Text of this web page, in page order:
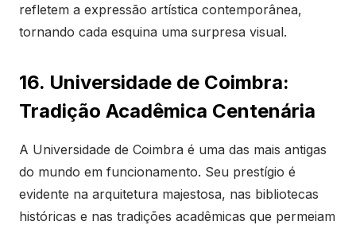
refletem a expressão artística contemporânea,
tornando cada esquina uma surpresa visual.
16. Universidade de Coimbra:
Tradição Acadêmica Centenária
A Universidade de Coimbra é uma das mais antigas
do mundo em funcionamento. Seu prestígio é
evidente na arquitetura majestosa, nas bibliotecas
históricas e nas tradições acadêmicas que permeiam